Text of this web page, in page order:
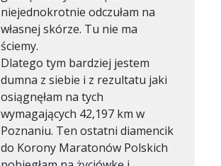
niejednokrotnie odczułam na
własnej skórze. Tu nie ma
ściemy.
Dlatego tym bardziej jestem
dumna z siebie i z rezultatu jaki
osiągnęłam na tych
wymagających 42,197 km w
Poznaniu. Ten ostatni diamencik
do Korony Maratonów Polskich